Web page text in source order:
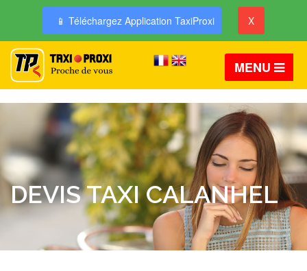
📱 Téléchargez Application TaxiProxi X
MENU
DEVIS TAXI CALANHEL